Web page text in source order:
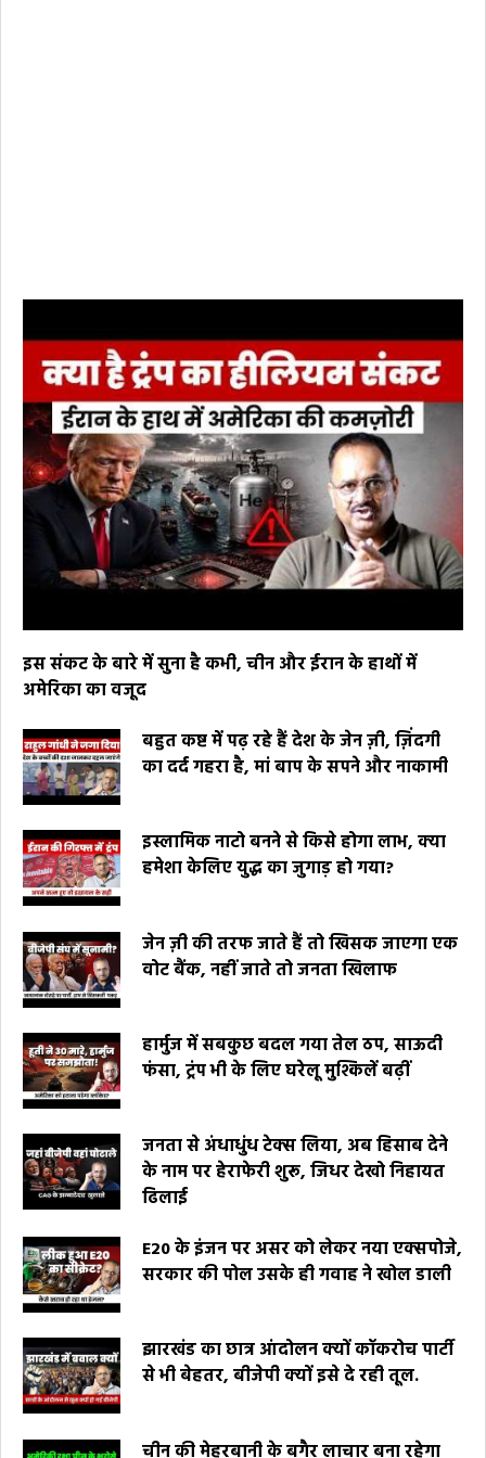
इस संकट के बारे में सुना है कभी, चीन और ईरान के हाथों में
अमेरिका का वजूद
बहुत कष्ट में पढ़ रहे हैं देश के जेन ज़ी, ज़िंदगी
का दर्द गहरा है, मां बाप के सपने और नाकामी
इस्लामिक नाटो बनने से किसे होगा लाभ, क्या
हमेशा केलिए युद्ध का जुगाड़ हो गया?
जेन ज़ी की तरफ जाते हैं तो खिसक जाएगा एक
वोट बैंक, नहीं जाते तो जनता खिलाफ
हार्मुज में सबकुछ बदल गया तेल ठप, साऊदी
फंसा, ट्रंप भी के लिए घरेलू मुश्किलें बढ़ीं
जनता से अंधाधुंध टेक्स लिया, अब हिसाब देने
के नाम पर हेराफेरी शुरू, जिधर देखो निहायत
ढिलाई
E20 के इंजन पर असर को लेकर नया एक्सपोजे,
सरकार की पोल उसके ही गवाह ने खोल डाली
झारखंड का छात्र आंदोलन क्यों कॉकरोच पार्टी
से भी बेहतर, बीजेपी क्यों इसे दे रही तूल.
चीन की मेहरबानी के बगैर लाचार बना रहेगा